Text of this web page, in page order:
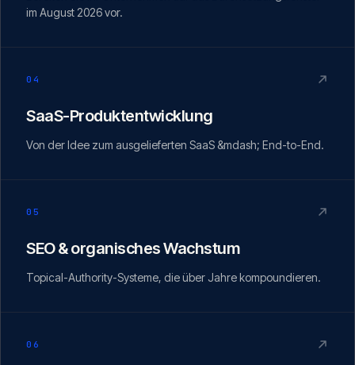
im August 2026 vor.
04
SaaS-Produktentwicklung
Von der Idee zum ausgelieferten SaaS &mdash; End-to-End.
05
SEO & organisches Wachstum
Topical-Authority-Systeme, die über Jahre kompoundieren.
06